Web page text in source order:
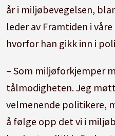
år i miljøbevegelsen,
leder av Framtiden i
hvorfor han gikk inn i
– Som miljøforkjemper
tålmodigheten. Jeg
velmenende politikere,
å følge opp det vi i